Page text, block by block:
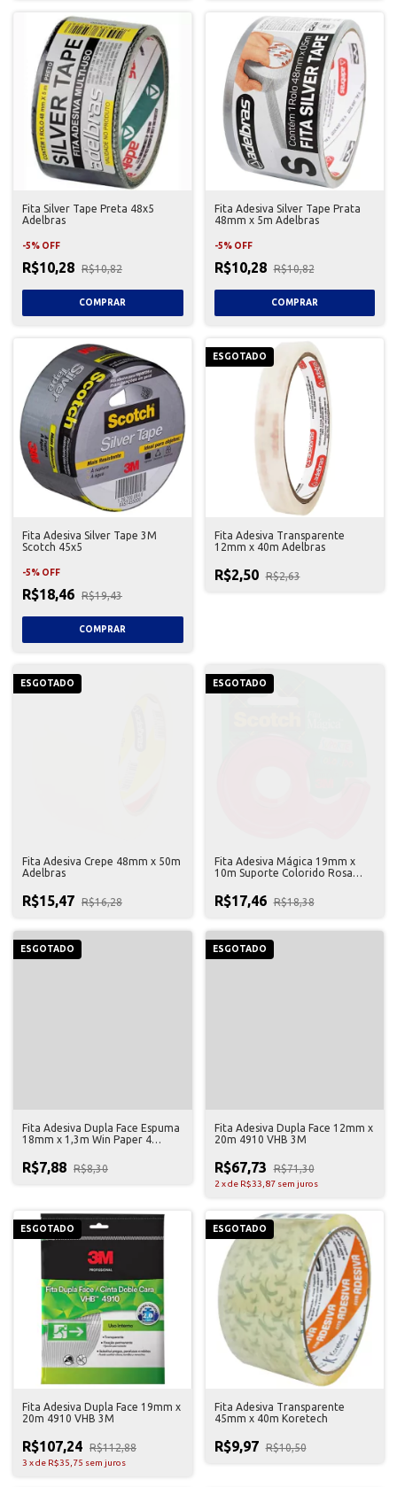
Fita Silver Tape Preta 48x5
Adelbras
-5% OFF
R$10,28 R$10,82
Fita Adesiva Silver Tape Prata
48mm x 5m Adelbras
-5% OFF
R$10,28 R$10,82
Fita Adesiva Silver Tape 3M
Scotch 45x5
-5% OFF
R$18,46 R$19,43
ESGOTADO
Fita Adesiva Transparente
12mm x 40m Adelbras
R$2,50 R$2,63
ESGOTADO
Fita Adesiva Crepe 48mm x 50m
Adelbras
R$15,47 R$16,28
ESGOTADO
Fita Adesiva Mágica 19mm x
10m Suporte Colorido Rosa
R$17,46 R$18,38
ESGOTADO
Fita Adesiva Dupla Face Espuma
18mm x 1,3m Win Paper 4
R$7,88 R$8,30
ESGOTADO
Fita Adesiva Dupla Face 12mm x
20m 4910 VHB 3M
R$67,73 R$71,30
2 xde R$33,87 sem juros
ESGOTADO
Fita Adesiva Dupla Face 19mm x
20m 4910 VHB 3M
R$107,24 R$112,88
3 xde R$35,75 sem juros
ESGOTADO
Fita Adesiva Transparente
45mm x 40m Koretech
R$9,97 R$10,50